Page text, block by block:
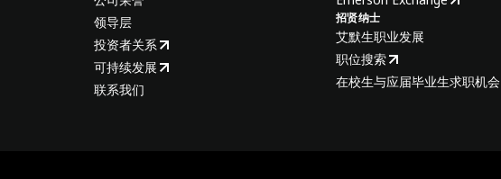
领导层
投资者关系
可持续发展
联系我们
招贤纳士
艾默生职业发展
职位搜索
在校生与应届毕业生求职机会